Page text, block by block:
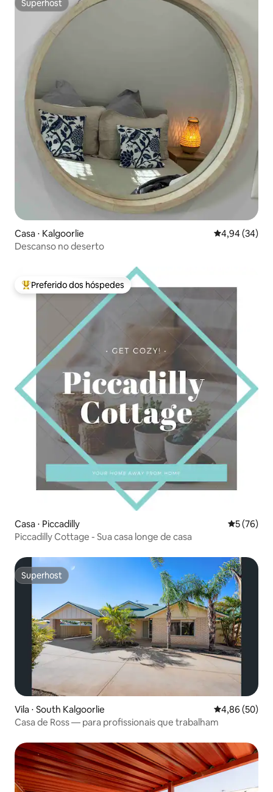
Superhost
Superhost
Casa ⋅ Kalgoorlie 4,94 de uma
4,94 (34)
Descanso no deserto
Entre os melhores preferidos dos hóspedes
Preferido dos hóspedes
Casa ⋅ Piccadilly 5 de uma
5 (76)
Piccadilly Cottage - Sua casa longe de casa
Superhost
Superhost
Vila ⋅ South Kalgoorlie 4,86 de uma
4,86 (50)
Casa de Ross — para profissionais que trabalham